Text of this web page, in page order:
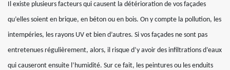
Il existe plusieurs facteurs qui causent la détérioration de vos façades
qu’elles soient en brique, en béton ou en bois. On y compte la pollution, les
intempéries, les rayons UV et bien d’autres. Si vos façades ne sont pas
entretenues régulièrement, alors, il risque d’y avoir des infiltrations d’eaux
qui causeront ensuite l’humidité. Sur ce fait, les peintures ou les enduits